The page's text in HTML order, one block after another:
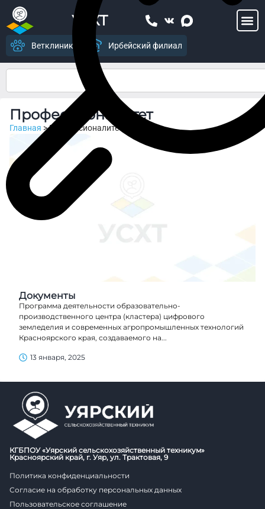
УСХТ
Ветклиника Ирбейский филиал
Профессионалитет
Главная >Профессионалитет
Документы
Программа деятельности образовательно-
производственного центра (кластера) цифрового
земледелия и современных агропромышленных технологий
Красноярского края, создаваемого на...
13 января, 2025
КГБПОУ «Уярский сельскохозяйственный техникум»
Красноярский край, г. Уяр, ул. Трактовая, 9
Политика конфиденциальности
Согласие на обработку персональных данных
Пользовательское соглашение